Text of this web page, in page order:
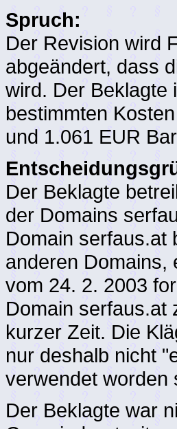
Spruch:
Der Revision wird
abgeändert, dass
wird. Der Beklagte
bestimmten
und 1.061 EUR
Der Beklagte
der Domains
Domain serfaus.at
anderen Domains,
vom 24. 2. 2003
Domain serfaus.at
kurzer Zeit. Die
nur deshalb nicht
verwendet worden
Der Beklagte war